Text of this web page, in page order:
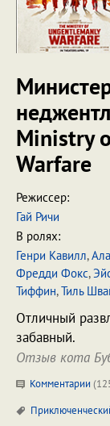
Ministry
Warfare
Режиссер:
Гай Ричи
В ролях:
Генри Кавилл,
Фредди Фокс,
Тиффин,Тиль
Отличный
забавный.
Отзыв кота
Комментарии (